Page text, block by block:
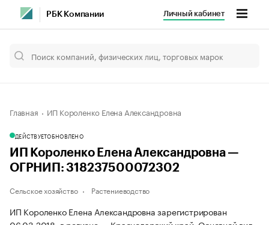
РБК Компании Личный кабинет
Главная ИП Короленко Елена Александровна
ДЕЙСТВУЕТОБНОВЛЕНО
ИП Короленко Елена Александровна —
ОГРНИП: 318237500072302
Сельское хозяйство Растениеводство
ИП Короленко Елена Александровна зарегистрирован